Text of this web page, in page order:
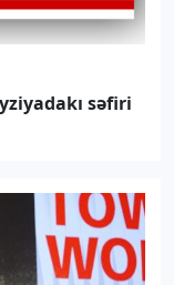
səfiri